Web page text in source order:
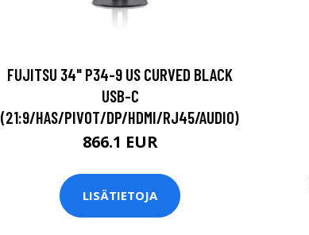
FUJITSU 34" P34-9 US CURVED BLACK
USB-C
(21:9/HAS/PIVOT/DP/HDMI/RJ45/AUDIO)
866.1 EUR
LISÄTIETOJA